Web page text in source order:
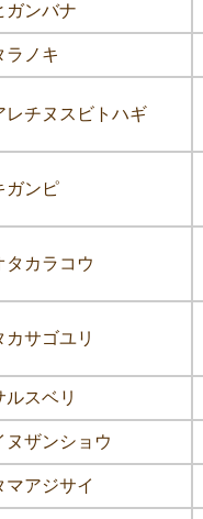
ガンバナ
ラノキ
レチヌスビトハギ
ガンピ
タカラコウ
カサゴユリ
ルスベリ
ヌザンショウ
マアジサイ